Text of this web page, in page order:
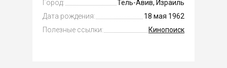
Город:
Тель-Авив, Израиль
Дата рождения:
18 мая 1962
Полезные ссылки:
Кинопоиск